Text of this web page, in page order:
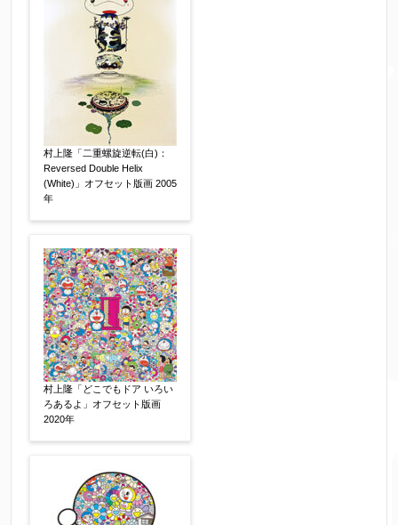
フリガナ 【任意】
メールアドレス
※送信完了後こちらのメールアドレス宛に自動で
いか、アドレス間違え、迷惑メールフィルター等
により弊社からのお返事も受信できない場合がご
ざいますので、お電話(
合わせください。
電話番号 【必須】
郵便番号 【必須】
村上隆「二重螺旋逆転(白)：
Reversed Double Helix
(White)」オフセット版画 2005
年
村上隆「どこでもドア いろい
ろあるよ」オフセット版画
2020年